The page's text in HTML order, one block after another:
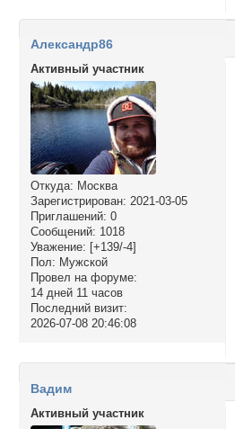
Александр86
Активный участник
Откуда: Москва
Зарегистрирован: 2021-03-05
Приглашений: 0
Сообщений: 1018
Уважение: [+139/-4]
Пол: Мужской
Провел на форуме:
14 дней 11 часов
Последний визит:
2026-07-08 20:46:08
Вадим
Активный участник